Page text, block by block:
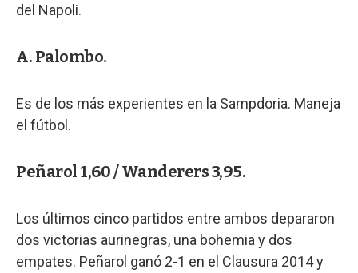
del Napoli.
A. Palombo.
Es de los más experientes en la Sampdoria. Maneja
el fútbol.
Peñarol 1,60 / Wanderers 3,95.
Los últimos cinco partidos entre ambos depararon
dos victorias aurinegras, una bohemia y dos
empates. Peñarol ganó 2-1 en el Clausura 2014 y